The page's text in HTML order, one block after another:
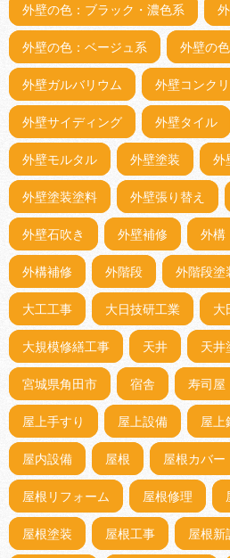
外壁の色：ブラック・濃色系
外壁の色：ベージュ系 外壁の
外壁ガルバリウム 外壁コンク
外壁サイディング 外壁タイル
外壁モルタル 外壁塗装 外
外壁塗装塗料 外壁張り替え
外壁石吹き 外壁補修 外構
外構補修 外階段 外階段塗
大工工事 大日技研工業 大
大規模修繕工事 天井 天井
宮城県角田市 宿舎 寿司屋
屋上手すり 屋上設備 屋上
屋内設備 屋根 屋根カバー
屋根リフォーム 屋根修理
屋根塗装 屋根工事 屋根新